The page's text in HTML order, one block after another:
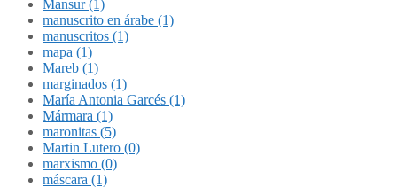
Mansur (1)
manuscrito en árabe (1)
manuscritos (1)
mapa (1)
Mareb (1)
marginados (1)
María Antonia Garcés (1)
Mármara (1)
maronitas (5)
Martin Lutero (0)
marxismo (0)
máscara (1)